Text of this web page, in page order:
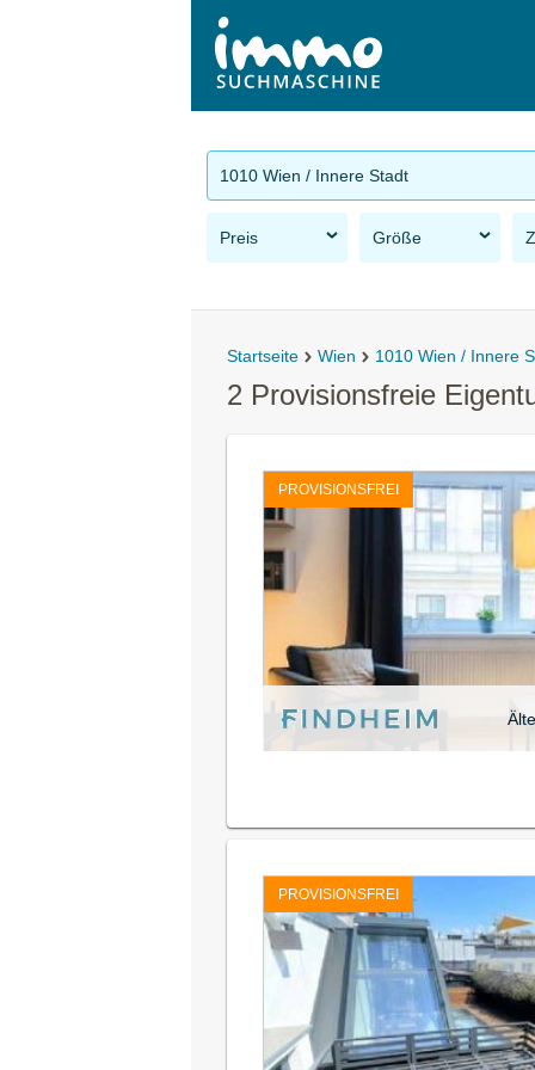
1010 Wien / Innere Stadt
Preis Größe
Startseite Wien 1010 Wien / Innere
2 Provisionsfreie
PROVISIONSFREI
PROVISIONSFREI